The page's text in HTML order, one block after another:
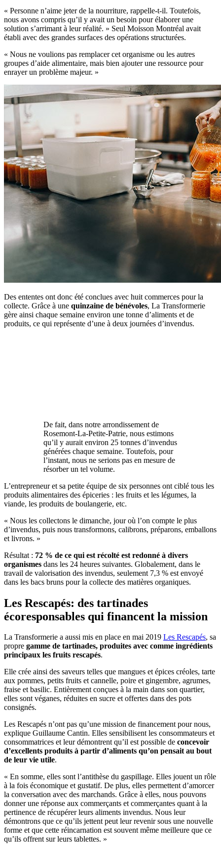
« Personne n’aime jeter de la nourriture, rappelle-t-il. Toutefois,
nous avons compris qu’il y avait un besoin pour élaborer une
solution s’arrimant à leur réalité. » Seul Moisson Montréal avait
établi avec des grandes surfaces des opérations structurées.
« Nous ne voulions pas remplacer cet organisme ou les autres
groupes d’aide alimentaire, mais bien ajouter une ressource pour
enrayer un problème majeur. »
Des ententes ont donc été conclues avec huit commerces pour la
collecte. Grâce à une quinzaine de bénévoles, La Transformerie
gère ainsi chaque semaine environ une tonne d’aliments et de
produits, ce qui représente d’une à deux journées d’invendus.
De fait, dans notre arrondissement de
Rosemont-La-Petite-Patrie, nous estimons
qu’il y aurait environ 25 tonnes d’invendus
générées chaque semaine. Toutefois, pour
l’instant, nous ne serions pas en mesure de
résorber un tel volume.
L’entrepreneur et sa petite équipe de six personnes ont ciblé tous les
produits alimentaires des épiceries : les fruits et les légumes, la
viande, les produits de boulangerie, etc.
« Nous les collectons le dimanche, jour où l’on compte le plus
d’invendus, puis nous transformons, calibrons, préparons, emballons
et livrons. »
Résultat : 72 % de ce qui est récolté est redonné à divers
organismes dans les 24 heures suivantes. Globalement, dans le
travail de valorisation des invendus, seulement 7,3 % est envoyé
dans les bacs bruns pour la collecte des matières organiques.
Les Rescapés: des tartinades
écoresponsables qui financent la mission
La Transformerie a aussi mis en place en mai 2019 Les Rescapés, sa
propre gamme de tartinades, produites avec comme ingrédients
principaux les fruits rescapés.
Elle crée ainsi des saveurs telles que mangues et épices créoles, tarte
aux pommes, petits fruits et cannelle, poire et gingembre, agrumes,
fraise et basilic. Entièrement conçues à la main dans son quartier,
elles sont véganes, réduites en sucre et offertes dans des pots
consignés.
Les Rescapés n’ont pas qu’une mission de financement pour nous,
explique Guillaume Cantin. Elles sensibilisent les consommateurs et
consommatrices et leur démontrent qu’il est possible de concevoir
d’excellents produits à partir d’aliments qu’on pensait au bout
de leur vie utile.
« En somme, elles sont l’antithèse du gaspillage. Elles jouent un rôle
à la fois économique et gustatif. De plus, elles permettent d’amorcer
la conversation avec des marchands. Grâce à elles, nous pouvons
donner une réponse aux commerçants et commerçantes quant à la
pertinence de récupérer leurs aliments invendus. Nous leur
démontrons que ce qu’ils jettent peut leur revenir sous une nouvelle
forme et que cette réincarnation est souvent même meilleure que ce
qu’ils offrent sur leurs tablettes. »